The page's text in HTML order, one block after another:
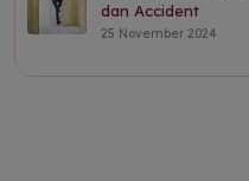
dan Accident
25 November 2024